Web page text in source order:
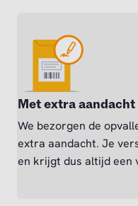
Met extra
We bezorgen de
extra aandacht. Je
en krijgt dus altijd een